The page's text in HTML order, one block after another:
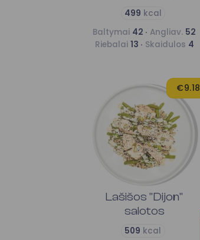
499 kcal
Baltymai 42 · Angliav. 52
Riebalai 13 · Skaidulos 4
Lašišos "Dijon"
salotos
509 kcal
€9.18